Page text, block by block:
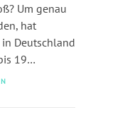
Um genau
hat
Deutschland
19…